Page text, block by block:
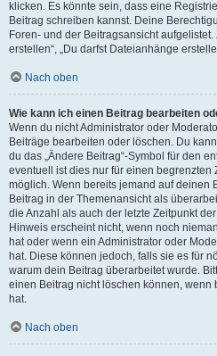
klicken. Es könnte sein, dass eine
Beitrag schreiben kannst. Deine
Foren- und der Beitragsansicht aufgelistet.
erstellen“, „Du darfst Dateianhänge
Nach oben
Wie kann ich einen Beitrag bearbeiten
Wenn du nicht Administrator oder
Beiträge bearbeiten oder löschen. Du
du das „Ändere Beitrag“-Symbol für den
eventuell ist dies nur für einen begrenzten
möglich. Wenn bereits jemand auf deinen
Beitrag in der Themenansicht als
die Anzahl als auch der letzte Zeitpunkt
Hinweis erscheint nicht, wenn noch
hat oder wenn ein Administrator oder
hat. Diese können jedoch, falls sie es für
warum dein Beitrag überarbeitet wurde.
einen Beitrag nicht löschen können, wenn
hat.
Nach oben